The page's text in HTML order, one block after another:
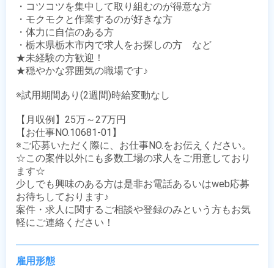
・コツコツを集中して取り組むのが得意な方
・モクモクと作業するのが好きな方
・体力に自信のある方
・栃木県栃木市内で求人をお探しの方　など
★未経験の方歓迎！
★穏やかな雰囲気の職場です♪
※試用期間あり(2週間)時給変動なし
【月収例】25万～27万円
【お仕事NO.10681-01】
※ご応募いただく際に、お仕事NO.をお伝えください。
☆この案件以外にも多数工場の求人をご用意しており
ます☆
少しでも興味のある方は是非お電話あるいはweb応募
お待ちしております♪
案件・求人に関するご相談や登録のみという方もお気
軽にご連絡ください！
雇用形態